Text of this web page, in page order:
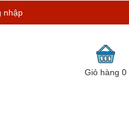
nhập
Giỏ hàng0